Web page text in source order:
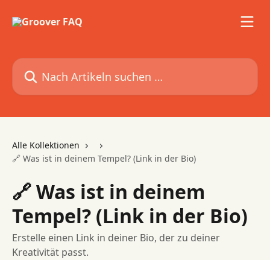
Nach Artikeln suchen …
Alle Kollektionen
🔗 Was ist in deinem Tempel? (Link in der Bio)
🔗 Was ist in deinem
Tempel? (Link in der Bio)
Erstelle einen Link in deiner Bio, der zu deiner
Kreativität passt.